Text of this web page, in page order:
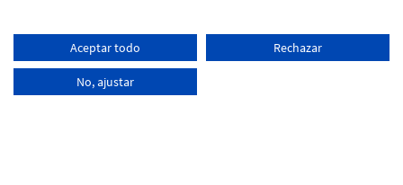
Pol. Ind Vinya Rohans
C/ Progrés, Parcela 53, nave 5
17257 Torroella de Montgrí - Girona
+34 972 761 066
Aceptar todo Rechazar
No, ajustar